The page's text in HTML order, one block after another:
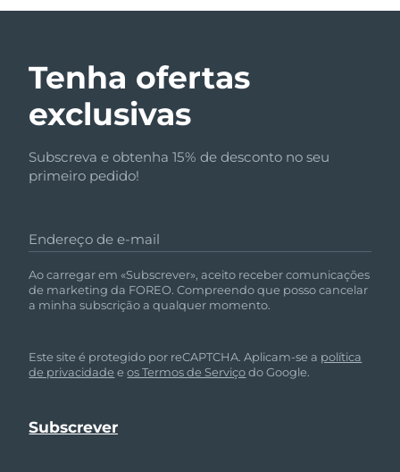
Tenha ofertas
exclusivas
Subscreva e obtenha 15% de desconto no seu
primeiro pedido!
Endereço de e-mail
Ao carregar em «Subscrever», aceito receber comunicações
de marketing da FOREO. Compreendo que posso cancelar
a minha subscrição a qualquer momento.
Este site é protegido por reCAPTCHA. Aplicam-se a política
de privacidade eos Termos de Serviçodo Google.